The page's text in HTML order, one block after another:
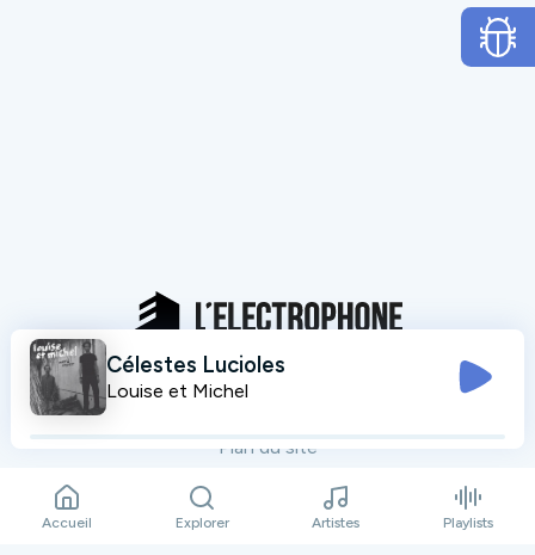
Mentions légales
Plan du site
Célestes Lucioles
Louise et Michel
Accueil Explorer Artistes Playlists